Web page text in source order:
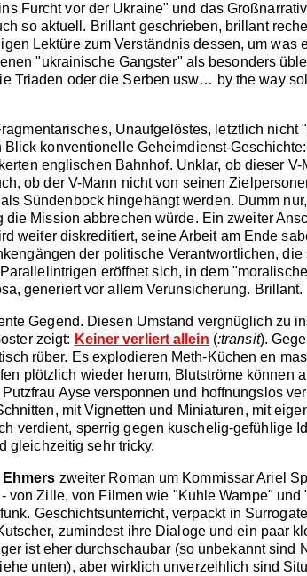
Furcht vor der Ukraine" und das
so aktuell. Brillant geschrieben, brillant
Lektüre zum Verständnis dessen, um was
"ukrainische Gangster" als besonders
Triaden oder die Serben usw… by the way
Unaufgelöstes, letztlich nicht
konventionelle Geheimdienst-
englischen Bahnhof. Unklar, ob dieser
ob der V-Mann nicht von seinen
Sündenbock hingehängt werden. Dumm
Mission abbrechen würde. Ein zweiter
weiter diskreditiert, seine Arbeit am Ende
der politische Verantwortlichen,
eröffnet sich, in dem
generiert vor allem Verunsicherung. Brillant.
Gegend. Diesen Umstand vergnüglich zu
zeigt: Keiner verliert allein (:transit).
rüber. Es explodieren Meth-Küchen en
plötzlich wieder herum, Blutströme können
Ayse versponnen und hoffnungslos
mit Vignetten und Miniaturen, mit
verdient, sperrig gegen kuschelig-gefühlige
gleichzeitig sehr tricky.
zweiter Roman um Kommissar Ariel
Zille, von Filmen wie "Kuhle Wampe"
Geschichtsunterricht, verpackt in
zumindest ihre Dialoge und ein paar
ist eher durchschaubar (so unbekannt sind
unten), aber wirklich unverzeihlich sind